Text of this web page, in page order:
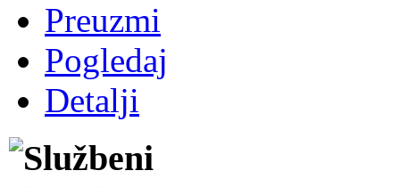
Preuzmi
Pogledaj
Detalji